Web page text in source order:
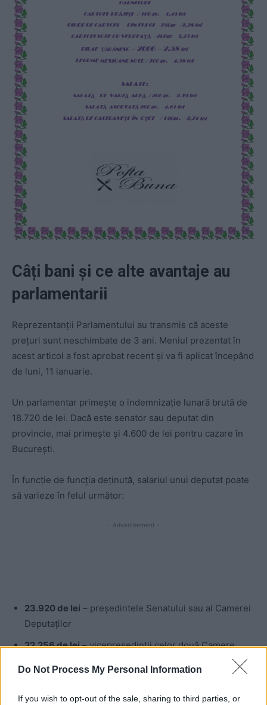
Do Not Process My Personal Information
If you wish to opt-out of the sale, sharing to third parties, or
Câți bani și ce alte avantaje au
parlamentarii
Reprezentanții Parlamentului au transmis că aceste
prețuri sunt neschimbate de 3 ani. Meniul prezentat în
acest articol a fost aprobat recent și va fi aplicat începând
de luni, 11 ianuarie.
Un parlamentar primește o indemnizație lunară brută de
18.720 de lei. Dacă este senator sau deputat din
provincie, mai primește și 4.600 de lei pentru cazare în
București.
În funcție de funcția deținută, salariul unui deputat poate
să varieze în felul următor:
- Advertisement -
23.920 de lei – președintele Senatului sau al Camerei
Deputaților
22.256 de lei– vicepreședinții celor două Camere
21.840 de lei– secretarii și chestorii celor două